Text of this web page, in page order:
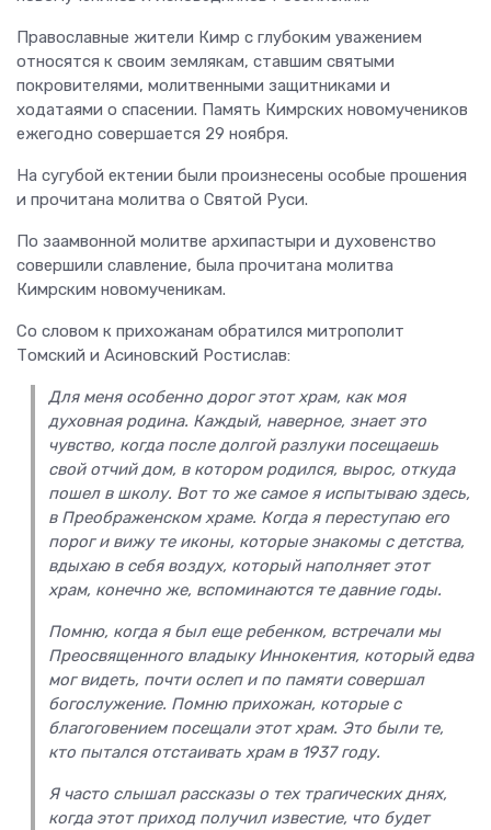
Православные жители Кимр с глубоким уважением
относятся к своим землякам, ставшим святыми
покровителями, молитвенными защитниками и
ходатаями о спасении. Память Кимрских новомучеников
ежегодно совершается 29 ноября.
На сугубой ектении были произнесены особые прошения
и прочитана молитва о Святой Руси.
По заамвонной молитве архипастыри и духовенство
совершили славление, была прочитана молитва
Кимрским новомученикам.
Со словом к прихожанам обратился митрополит
Томский и Асиновский Ростислав:
Для меня особенно дорог этот храм, как моя
духовная родина. Каждый, наверное, знает это
чувство, когда после долгой разлуки посещаешь
свой отчий дом, в котором родился, вырос, откуда
пошел в школу. Вот то же самое я испытываю здесь,
в Преображенском храме. Когда я переступаю его
порог и вижу те иконы, которые знакомы с детства,
вдыхаю в себя воздух, который наполняет этот
храм, конечно же, вспоминаются те давние годы.
Помню, когда я был еще ребенком, встречали мы
Преосвященного владыку Иннокентия, который едва
мог видеть, почти ослеп и по памяти совершал
богослужение. Помню прихожан, которые с
благоговением посещали этот храм. Это были те,
кто пытался отстаивать храм в 1937 году.
Я часто слышал рассказы о тех трагических днях,
когда этот приход получил известие, что будет